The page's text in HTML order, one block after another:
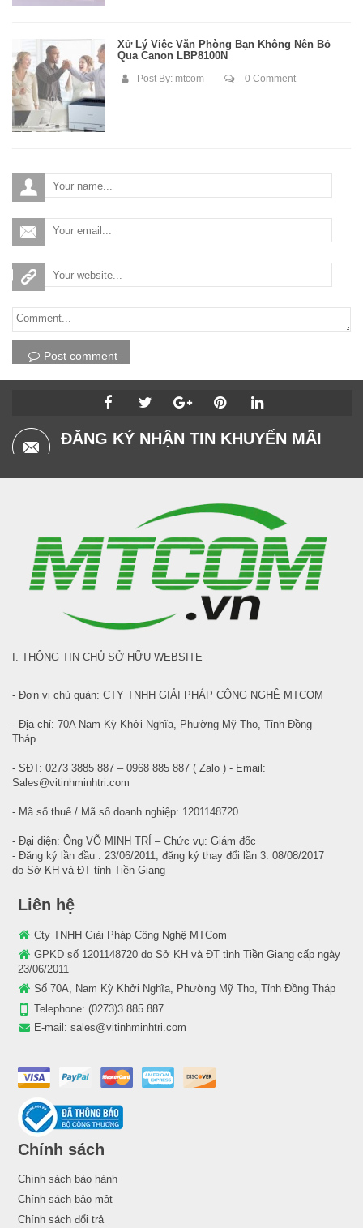
Xử Lý Việc Văn Phòng Bạn Không Nên Bỏ
Qua Canon LBP8100N
Post By: mtcom 0 Comment
Post comment
ĐĂNG KÝ NHẬN TIN KHUYẾN MÃI
I. THÔNG TIN CHỦ SỞ HỮU WEBSITE
- Đơn vị chủ quản: CTY TNHH GIẢI PHÁP CÔNG NGHỆ MTCOM
- Địa chỉ: 70A Nam Kỳ Khởi Nghĩa, Phường Mỹ Tho, Tỉnh Đồng
Tháp.
- SĐT: 0273 3885 887 – 0968 885 887 ( Zalo ) - Email:
Sales@vitinhminhtri.com
- Mã số thuế / Mã số doanh nghiệp: 1201148720
- Đại diện: Ông VÕ MINH TRÍ – Chức vụ: Giám đốc
- Đăng ký lần đầu : 23/06/2011, đăng ký thay đổi lần 3: 08/08/2017
do Sở KH và ĐT tỉnh Tiền Giang
Liên hệ
Cty TNHH Giải Pháp Công Nghệ MTCom
GPKD số 1201148720 do Sở KH và ĐT tỉnh Tiền Giang cấp ngày
23/06/2011
Số 70A, Nam Kỳ Khởi Nghĩa, Phường Mỹ Tho, Tỉnh Đồng Tháp
Telephone: (0273)3.885.887
E-mail: sales@vitinhminhtri.com
Chính sách
Chính sách bảo hành
Chính sách bảo mật
Chính sách đổi trả